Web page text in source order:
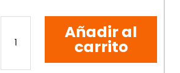
ALCOHOL
MERCURIO
ML
Añadir al
carrito